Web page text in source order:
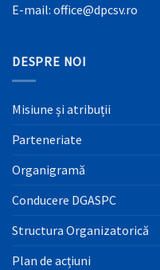
E-mail: office@dpcsv.ro
DESPRE NOI
Misiune și atribuții
Parteneriate
Organigramă
Conducere DGASPC
Structura Organizatorică
Plan de acțiuni